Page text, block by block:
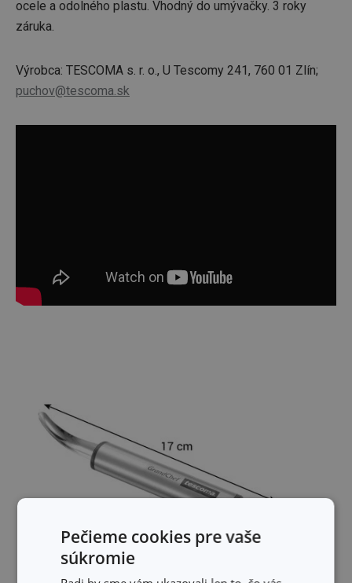
ocele a odolného plastu. Vhodný do umývačky. 3 roky
záruka.
Výrobca: TESCOMA s. r. o., U Tescomy 241, 760 01 Zlín;
puchov@tescoma.sk
Pečieme cookies pre vaše
súkromie